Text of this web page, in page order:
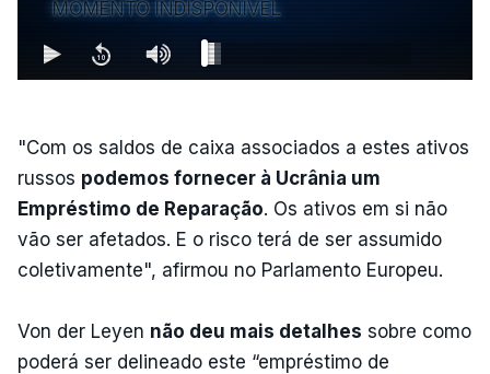
MOMENTO INDISPONÍVEL
"Com os saldos de caixa associados a estes ativos
russos podemos fornecer à Ucrânia um
Empréstimo de Reparação. Os ativos em si não
vão ser afetados. E o risco terá de ser assumido
coletivamente", afirmou no Parlamento Europeu.
Von der Leyen não deu mais detalhes sobre como
poderá ser delineado este “empréstimo de